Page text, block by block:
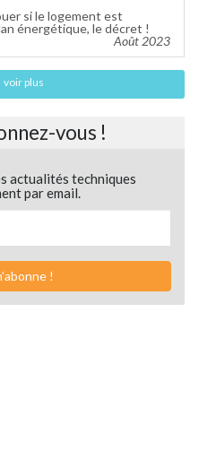
si le logement est
énergétique, le décret !
Août 2023
voir plus
vous !
actualités techniques
par email.
!